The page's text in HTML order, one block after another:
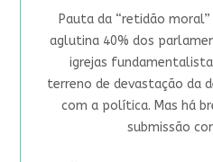
Pauta da “retidão
aglutina 40% dos
igrejas
terreno de devastação da
com a política. Mas há
submissão